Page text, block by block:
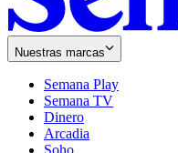
Nuestras marcas
Semana Play
Semana TV
Dinero
Arcadia
Soho